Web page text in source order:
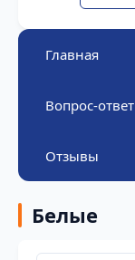
Главная
Вопрос-ответ
Отзывы
Белые